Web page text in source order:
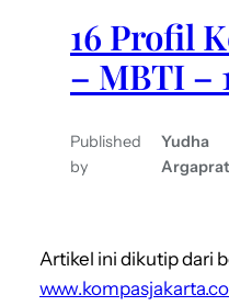
16 Profil
– MBTI –
Published
by
Yudha
Artikel ini dikutip dari